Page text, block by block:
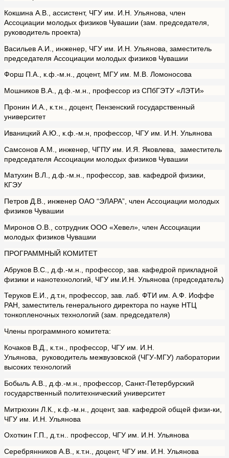
Кокшина А.В., ассистент, ЧГУ им. И.Н. Ульянова, член
Ассоциации молодых физиков Чувашии (зам. председателя,
руководитель проекта)
Васильев А.И., инженер, ЧГУ им. И.Н. Ульянова, заместитель
председателя Ассоциации молодых физиков Чувашии
Форш П.А., к.ф.-м.н., доцент, МГУ им. М.В. Ломоносова
Мошников В.А., д.ф.-м.н., профессор из СПбГЭТУ «ЛЭТИ»
Пронин И.А., к.т.н., доцент, Пензенский государственный
университет
Иваницкий А.Ю., к.ф.-м.н, профессор, ЧГУ им. И.Н. Ульянова
Самсонов А.М., инженер, ЧГПУ им. И.Я. Яковлева, заместитель
председателя Ассоциации молодых физиков Чувашии
Матухин В.Л., д.ф.-м.н., профессор, зав. кафедрой физики,
КГЭУ
Петров Д.В., инженер ОАО “ЭЛАРА”, член Ассоциации молодых
физиков Чувашии
Миронов О.В., сотрудник ООО «Хевел», член Ассоциации
молодых физиков Чувашии
ПРОГРАММНЫЙ КОМИТЕТ
Абруков В.С., д.ф.-м.н., профессор, зав. кафедрой прикладной
физики и нанотехнологий, ЧГУ им.И.Н. Ульянова (председатель)
Теруков Е.И., д.т.н, профессор, зав. лаб. ФТИ им. А.Ф. Иоффе
РАН, заместитель генерального директора по науке НТЦ
тонкопленочных технологий (зам. председателя)
Члены программного комитета:
Кочаков В.Д., к.т.н., профессор, ЧГУ им. И.Н.
Ульянова, руководитель межвузовской (ЧГУ-МГУ) лаборатории
высоких технологий
Бобыль А.В., д.ф.-м.н., профессор, Санкт-Петербурский
государственный политехнический университет
Митрюхин Л.К., к.ф.-м.н., доцент, зав. кафедрой общей физи-ки,
ЧГУ им. И.Н. Ульянова
Охоткин Г.П., д.т.н.. профессор, ЧГУ им. И.Н. Ульянова
Серебрянников А.В., к.т.н., доцент, ЧГУ им. И.Н. Ульянова